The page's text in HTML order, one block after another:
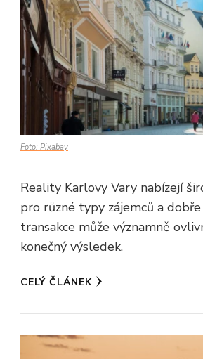
Foto: Pixabay
Reality Karlovy Vary nabízejí
pro různé typy zájemců a
transakce může významně
konečný výsledek.
CELÝ ČLÁNEK